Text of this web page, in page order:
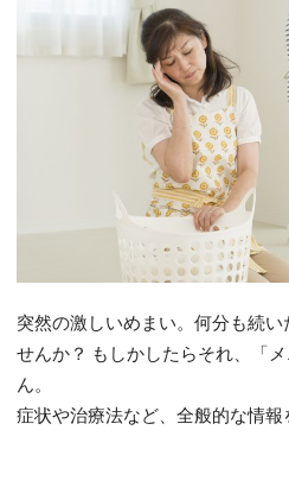
突然の激しいめまい。何分も続
せんか？ もしかしたらそれ、「
ん。
症状や治療法など、全般的な情報